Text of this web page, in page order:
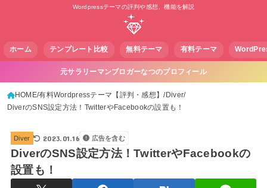
Wordpressテーマの評判や感想、機能を解説
ホーム テンプレート比較 無料テーマ 有料テーマ
元サラリーマンブロガーなつのプロフィール
HOME 有料Wordpressテーマ【評判・感想】
Diver
DiverのSNS設定方法！TwitterやFacebookの設置も！
Diver 2023.01.16 広告を含む
DiverのSNS設定方法！TwitterやFacebookの
設置も！